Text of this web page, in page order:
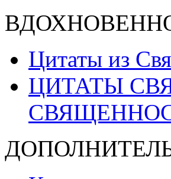
Цитаты из
ЦИТАТЫ